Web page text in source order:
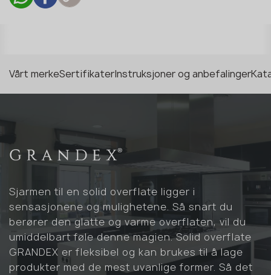
Vårt merkeSertifikaterInstruksjoner og anbefalinger
Sjarmen til en solid overflate ligger i
sensasjonene og mulighetene. Så snart du
berører den glatte og varme overflaten, vil du
umiddelbart føle denne magien. Solid overflate
GRANDEX er fleksibel og kan brukes til å lage
produkter med de mest uvanlige former. Så det